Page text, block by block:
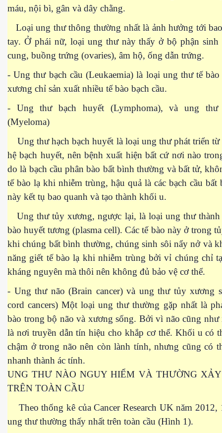
máu, nội bì, gân và dây chằng.
Loại ung thư thông thường nhất là ảnh hưởng tới
tay. Ở phái nữ, loại ung thư này thấy ở bộ phận sinh
cung, buồng trứng (ovaries), âm hộ, ống dẫn trứng.
- Ung thư bạch cầu (Leukaemia) là loại ung thư tế
xương chỉ sản xuất nhiều tế bào bạch cầu.
- Ung thư bạch huyết (Lymphoma), và ung
(Myeloma)
Ung thư hạch bạch huyết là loại ung thư phát triển từ
hệ bạch huyết, nên bệnh xuất hiện bất cứ nơi nào
do là bạch cầu phân bào bất bình thường và bất tử,
tế bào lạ khi nhiễm trùng, hậu quả là các bạch cầu bất
này kết tụ bao quanh và tạo thành khối u.
Ung thư tủy xương, ngược lại, là loại ung thư thành
bào huyết tương (plasma cell). Các tế bào này ở trong
khi chúng bất bình thường, chúng sinh sôi nẩy nở và
năng giết tế bào lạ khi nhiễm trùng bởi vỉ chúng chỉ
kháng nguyên mà thôi nên không đủ bảo vệ cơ thể.
- Ung thư não (Brain cancer) và ung thư tủy xương
cord cancers) Một loại ung thư thường gặp nhất là
bào trong bộ não và xương sống. Bởi vì não cũng như
là nơi truyền dẫn tín hiệu cho khắp cơ thể. Khối u có
chậm ở trong não nên còn lành tính, nhưng cũng có
nhanh thành ác tính.
UNG THƯ NÀO NGUY HIỂM VÀ THƯỜNG
TRÊN TOÀN CẦU
Theo thống kê của Cancer Research UK năm 2012,
ung thư thường thấy nhất trên toàn cầu (Hình 1).
... P2